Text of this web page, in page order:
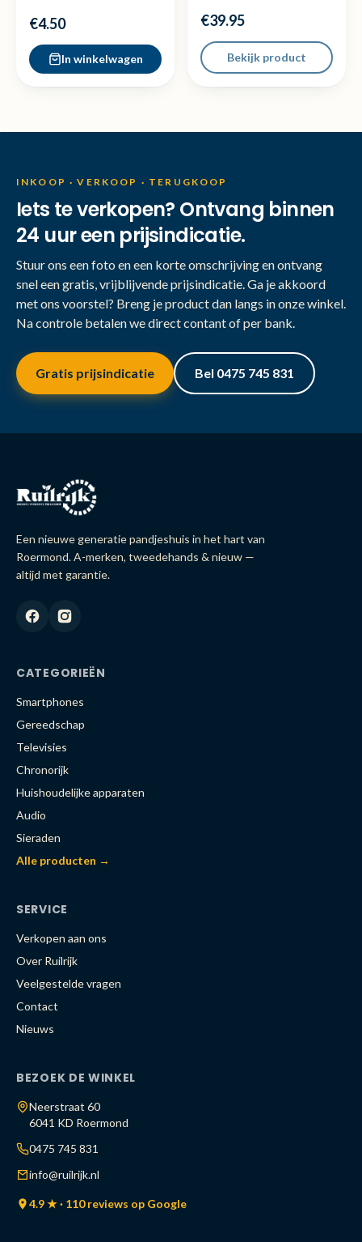
dag verz
€4.50
In winkelwagen
€39.95
Bekijk product
INKOOP · VERKOOP · TERUGKOOP
Iets te verkopen? Ontvang binnen
24 uur een prijsindicatie.
Stuur ons een foto en een korte omschrijving en ontvang
snel een gratis, vrijblijvende prijsindicatie. Ga je akkoord
met ons voorstel? Breng je product dan langs in onze winkel.
Na controle betalen we direct contant of per bank.
Gratis prijsindicatie Bel 0475 745 831
Een nieuwe generatie pandjeshuis in het hart van
Roermond. A-merken, tweedehands & nieuw —
altijd met garantie.
CATEGORIEËN
Smartphones
Gereedschap
Televisies
Chronorijk
Huishoudelijke apparaten
Audio
Sieraden
Alle producten →
SERVICE
Verkopen aan ons
Over Ruilrijk
Veelgestelde vragen
Contact
Nieuws
BEZOEK DE WINKEL
Neerstraat 60
6041 KD Roermond
0475 745 831
info@ruilrijk.nl
4.9 ★ · 110 reviews op Google